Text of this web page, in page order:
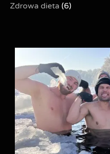
Zdrowa dieta (6)